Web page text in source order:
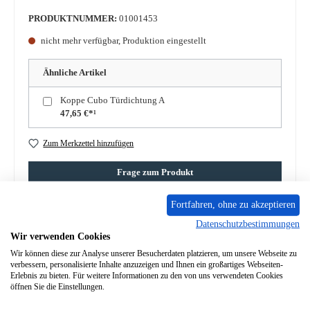
PRODUKTNUMMER: 01001453
nicht mehr verfügbar, Produktion eingestellt
Ähnliche Artikel
Koppe Cubo Türdichtung A
47,65 €*¹
Zum Merkzettel hinzufügen
Frage zum Produkt
Beschreibung
Original Sichtscheibe für den Kaminofen Koppe Cubo Der
Hersteller hat die Produktion dieses Artikels eingestellt. Sofern
Fortfahren, ohne zu akzeptieren
Datenschutzbestimmungen
Wir verwenden Cookies
Wir können diese zur Analyse unserer Besucherdaten platzieren, um unsere Webseite zu
verbessern, personalisierte Inhalte anzuzeigen und Ihnen ein großartiges Webseiten-
Erlebnis zu bieten. Für weitere Informationen zu den von uns verwendeten Cookies
öffnen Sie die Einstellungen.